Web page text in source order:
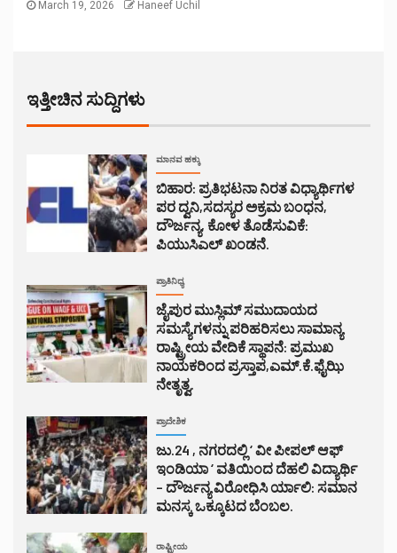
March 19, 2026 Haneef Uchil
ಇತ್ತೀಚಿನ ಸುದ್ದಿಗಳು
ಮಾನವ ಹಕ್ಕು
ಬಿಹಾರ: ಪ್ರತಿಭಟನಾ ನಿರತ ವಿಧ್ಯಾರ್ಥಿಗಳ
ಪರ ದ್ವನಿ,ಸದಸ್ಯರ ಅಕ್ರಮ ಬಂಧನ,
ದೌರ್ಜನ್ಯ, ಕೋಳ ತೊಡೆಸುವಿಕೆ:
ಪಿಯುಸಿಎಲ್ ಖಂಡನೆ.
ಪ್ರಾತಿನಿಧ್ಯ
ಜೈಪುರ ಮುಸ್ಲಿಮ್ ಸಮುದಾಯದ
ಸಮಸ್ಯೆಗಳನ್ನು ಪರಿಹರಿಸಲು ಸಾಮಾನ್ಯ
ರಾಷ್ಟ್ರೀಯ ವೇದಿಕೆ ಸ್ಥಾಪನೆ: ಪ್ರಮುಖ
ನಾಯಕರಿಂದ ಪ್ರಸ್ತಾಪ,ಎಮ್.ಕೆ.ಫೈಝಿ
ನೇತೃತ್ವ.
ಪ್ರಾದೇಶಿಕ
ಜು.24 , ನಗರದಲ್ಲಿ ‘ ವೀ ಪೀಪಲ್ ಆಫ್
ಇಂಡಿಯಾ ‘ ವತಿಯಿಂದ ದೆಹಲಿ ವಿದ್ಯಾರ್ಥಿ
– ದೌರ್ಜನ್ಯ ವಿರೋಧಿಸಿ ರ್ಯಾಲಿ: ಸಮಾನ
ಮನಸ್ಕ ಒಕ್ಕೂಟದ ಬೆಂಬಲ.
ರಾಷ್ಟ್ರೀಯ